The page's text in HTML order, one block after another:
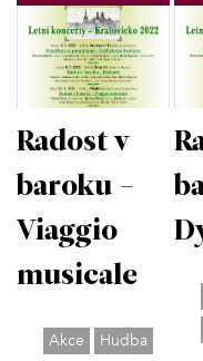
Radost v
baroku -
Viaggio
musicale
Akce
Hudba